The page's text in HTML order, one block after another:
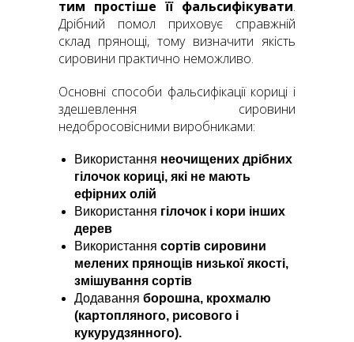
тим простіше її фальсифікувати.
Дрібний помол приховує справжній
склад прянощі, тому визначити якість
сировини практично неможливо.
Основні способи фальсифікації кориці і
здешевлення сировини
недобросовісними виробниками:
Використання неочищених дрібних
гілочок кориці, які не мають
ефірних олій
Використання гілочок і кори інших
дерев
Використання сортів сировини
мелених прянощів низької якості,
змішування сортів
Додавання борошна, крохмалю
(картопляного, рисового і
кукурудзянного).